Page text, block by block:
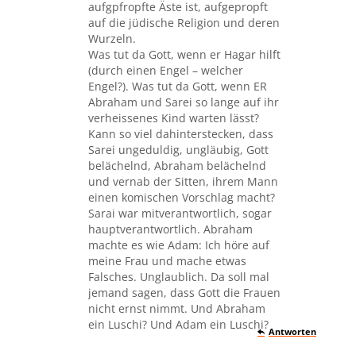
aufgpfropfte Äste ist, aufgepropft
auf die jüdische Religion und deren
Wurzeln.
Was tut da Gott, wenn er Hagar hilft
(durch einen Engel – welcher
Engel?). Was tut da Gott, wenn ER
Abraham und Sarei so lange auf ihr
verheissenes Kind warten lässt?
Kann so viel dahinterstecken, dass
Sarei ungeduldig, ungläubig, Gott
belächelnd, Abraham belächelnd
und vernab der Sitten, ihrem Mann
einen komischen Vorschlag macht?
Sarai war mitverantwortlich, sogar
hauptverantwortlich. Abraham
machte es wie Adam: Ich höre auf
meine Frau und mache etwas
Falsches. Unglaublich. Da soll mal
jemand sagen, dass Gott die Frauen
nicht ernst nimmt. Und Abraham
ein Luschi? Und Adam ein Luschi?Antworten